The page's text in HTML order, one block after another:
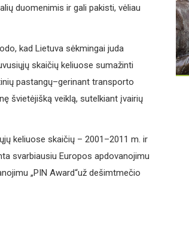
duomenimis ir gali pakisti, vėliau
kad Lietuva sėkmingai juda
skaičių keliuose sumažinti
pastangų–gerinant transporto
švietėjišką veiklą, sutelkiant įvairių
keliuose skaičių – 2001–2011 m. ir
svarbiausiu Europos apdovanojimu
„PIN Award“už dešimtmečio